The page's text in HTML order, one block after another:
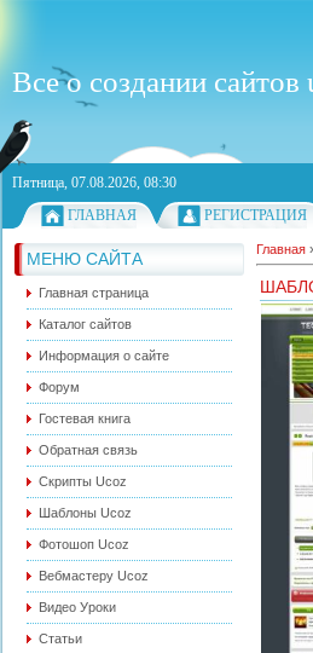
Все о создании сайтов
Пятница, 07.08.2026, 08:30
ГЛАВНАЯ
РЕГИСТРАЦИЯ
МЕНЮ САЙТА
Главная страница
Каталог сайтов
Информация о сайте
Форум
Гостевая книга
Обратная связь
Скрипты Ucoz
Шаблоны Ucoz
Фотошоп Ucoz
Вебмастеру Ucoz
Видео Уроки
Статьи
Главная